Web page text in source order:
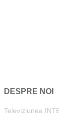
DESPRE NOI
Televiziunea